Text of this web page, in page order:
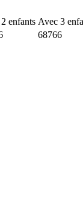
enfants Avec 3
68766